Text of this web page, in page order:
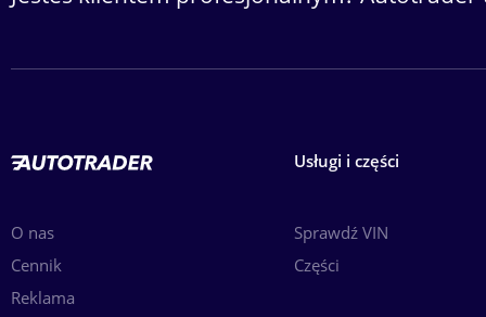
O nas
Cennik
Reklama
Usługi i części
Sprawdź VIN
Części